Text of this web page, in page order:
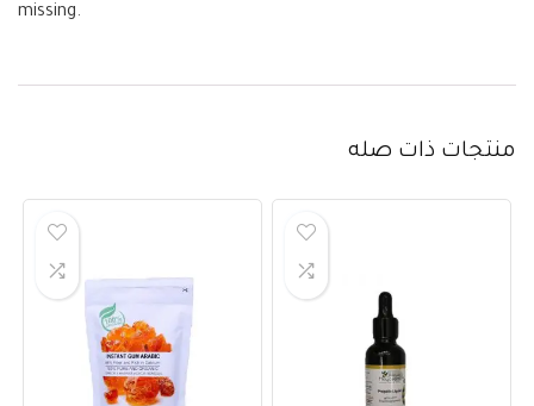
missing.
منتجات ذات صله